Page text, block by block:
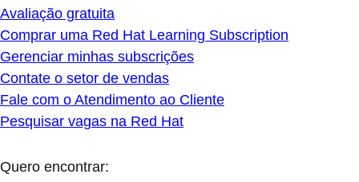
Avaliação gratuita
Comprar uma Red Hat Learning Subscription
Gerenciar minhas subscrições
Contate o setor de vendas
Fale com o Atendimento ao Cliente
Pesquisar vagas na Red Hat
Quero encontrar: